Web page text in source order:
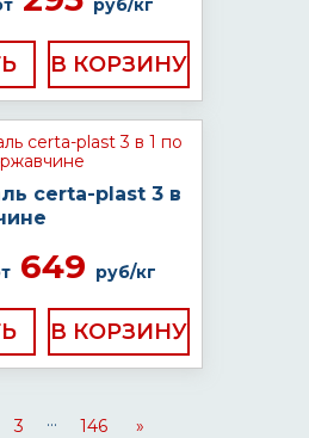
руб/кг
certa-plast 3 в
649 руб/кг
3 ... 146 »